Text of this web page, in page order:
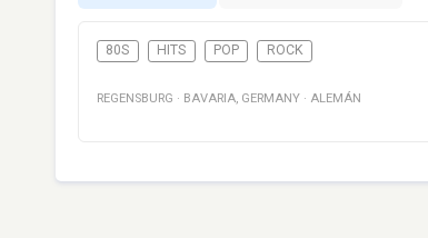
80S HITS POP ROCK
REGENSBURG · BAVARIA, GERMANY · ALEMÁN